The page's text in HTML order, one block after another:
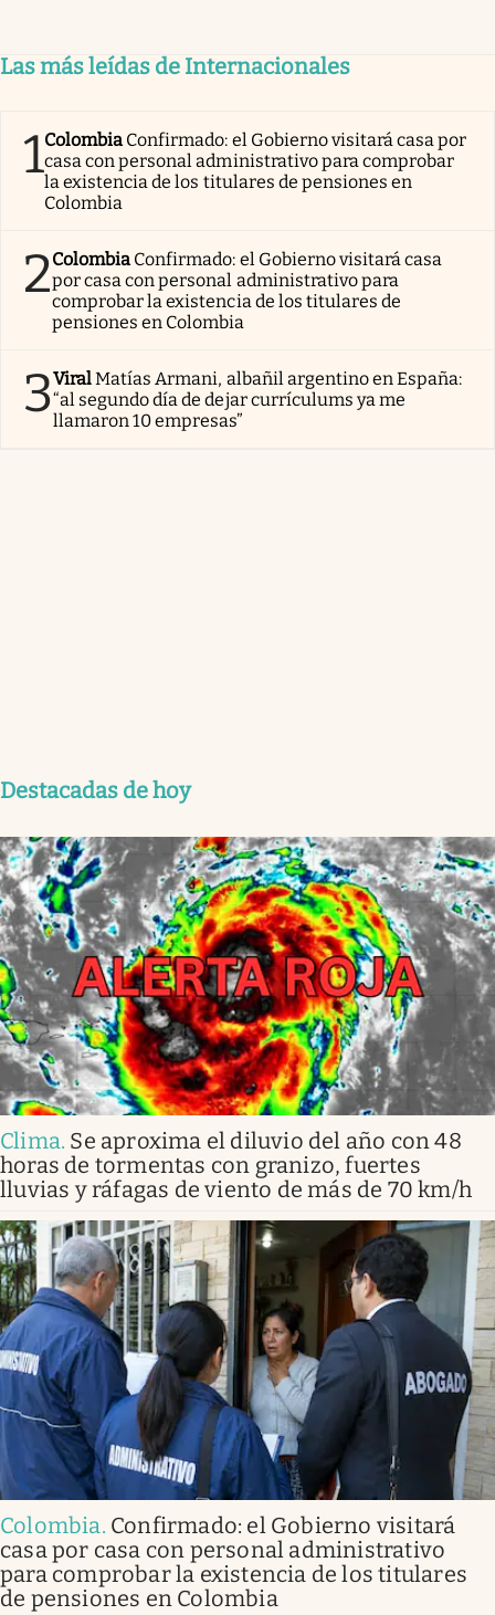
Las más leídas de Internacionales
1Colombia Confirmado: el Gobierno visitará casa por
casa con personal administrativo para comprobar
la existencia de los titulares de pensiones en
Colombia
2Colombia Confirmado: el Gobierno visitará casa
por casa con personal administrativo para
comprobar la existencia de los titulares de
pensiones en Colombia
3ViralMatías Armani, albañil argentino en España:
“al segundo día de dejar currículums ya me
llamaron 10 empresas”
Destacadas de hoy
Clima. Se aproxima el diluvio del año con 48
horas de tormentas con granizo, fuertes
lluvias y ráfagas de viento de más de 70 km/h
Colombia. Confirmado: el Gobierno visitará
casa por casa con personal administrativo
para comprobar la existencia de los titulares
de pensiones en Colombia